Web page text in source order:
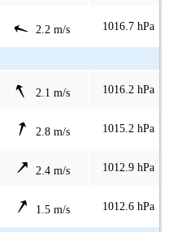
2.2 m/s 1016.7 hPa
2.1 m/s 1016.2 hPa
2.8 m/s 1015.2 hPa
2.4 m/s 1012.9 hPa
1.5 m/s 1012.6 hPa